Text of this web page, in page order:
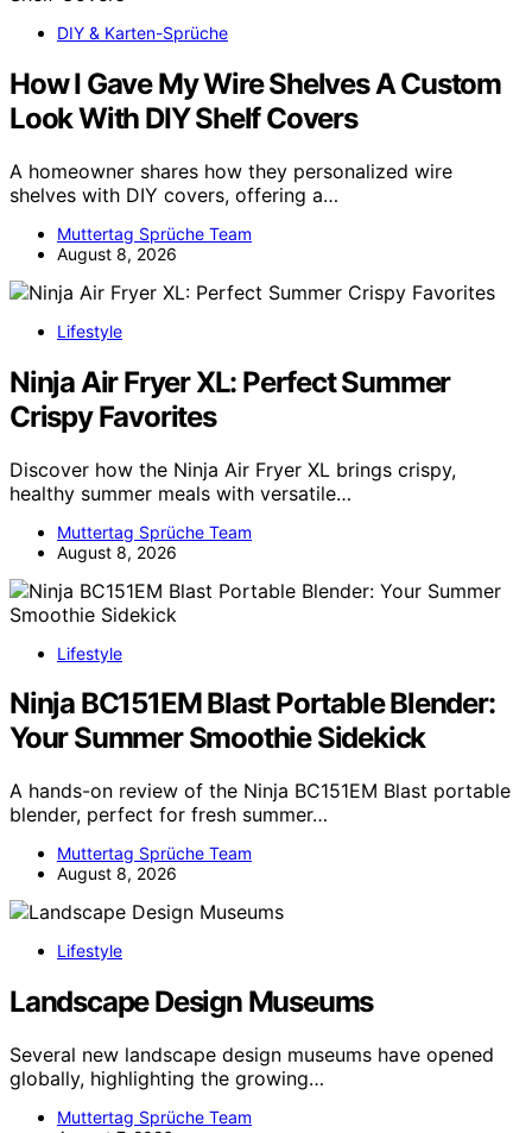
DIY & Karten-Sprüche
How I Gave My Wire Shelves A Custom
Look With DIY Shelf Covers
A homeowner shares how they personalized wire
shelves with DIY covers, offering a…
Muttertag Sprüche Team
August 8, 2026
Lifestyle
Ninja Air Fryer XL: Perfect Summer
Crispy Favorites
Discover how the Ninja Air Fryer XL brings crispy,
healthy summer meals with versatile…
Muttertag Sprüche Team
August 8, 2026
Lifestyle
Ninja BC151EM Blast Portable Blender:
Your Summer Smoothie Sidekick
A hands-on review of the Ninja BC151EM Blast portable
blender, perfect for fresh summer…
Muttertag Sprüche Team
August 8, 2026
Lifestyle
Landscape Design Museums
Several new landscape design museums have opened
globally, highlighting the growing…
Muttertag Sprüche Team